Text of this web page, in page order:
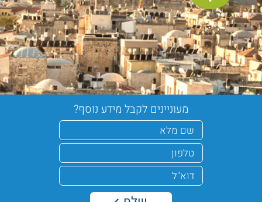
מעוניינים לקבל מידע נוסף?